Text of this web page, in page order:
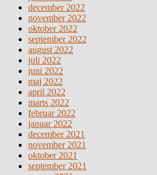
december 2022
november 2022
oktober 2022
september 2022
august 2022
juli 2022
juni 2022
maj 2022
april 2022
marts 2022
februar 2022
januar 2022
december 2021
november 2021
oktober 2021
september 2021